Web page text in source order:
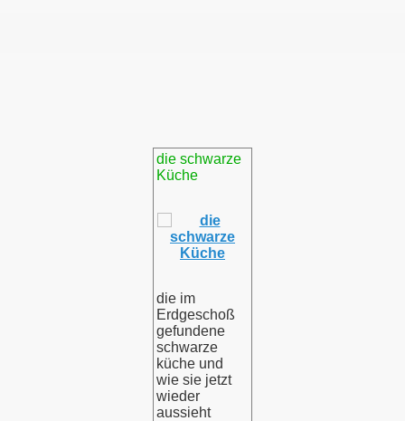
die schwarze
Küche
die im
Erdgeschoß
gefundene
schwarze
küche und
wie sie jetzt
wieder
aussieht